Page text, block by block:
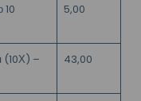
10
5,00
(10Х) –
43,00